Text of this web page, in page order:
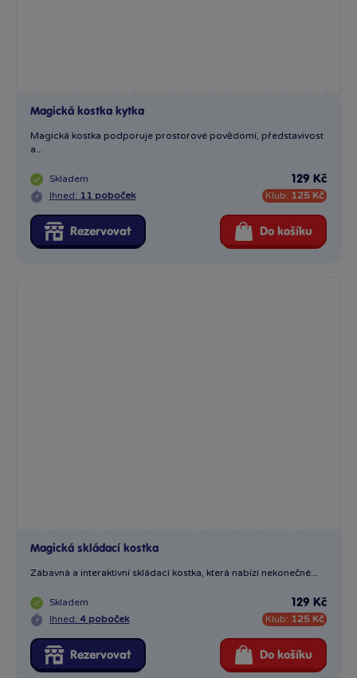
Magická kostka kytka
Magická kostka podporuje prostorové povědomí, představivost
a...
Skladem
Ihned: 11 poboček
129 Kč
Klub: 125 Kč
Rezervovat Do košíku
Magická skládací kostka
Zábavná a interaktivní skládací kostka, která nabízí nekonečné...
Skladem
Ihned: 4 poboček
129 Kč
Klub: 125 Kč
Rezervovat Do košíku